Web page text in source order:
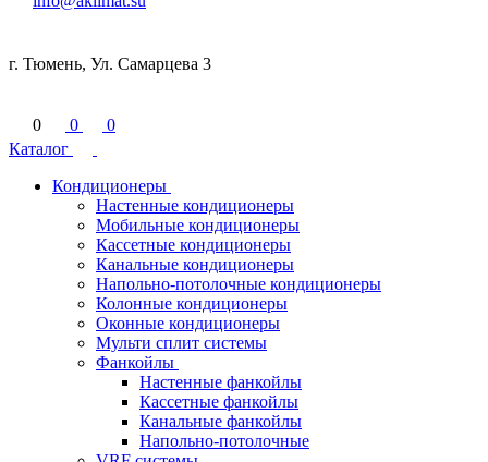
г. Тюмень, Ул. Самарцева 3
0 0
0
Каталог
Кондиционеры
Настенные кондиционеры
Мобильные кондиционеры
Кассетные кондиционеры
Канальные кондиционеры
Напольно-потолочные кондиционеры
Колонные кондиционеры
Оконные кондиционеры
Мульти сплит системы
Фанкойлы
Настенные фанкойлы
Кассетные фанкойлы
Канальные фанкойлы
Напольно-потолочные